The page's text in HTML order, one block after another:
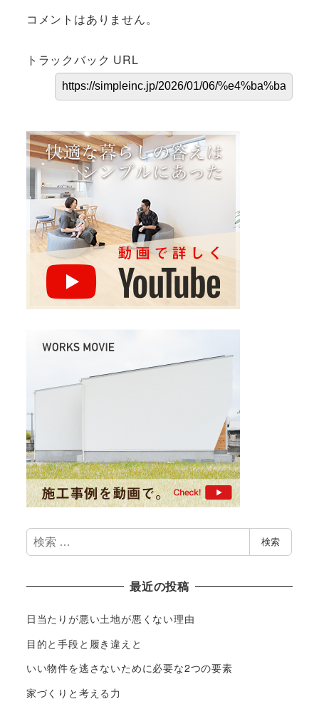
コメントはありません。
トラックバック URL
検
索
検索
最近の投稿
日当たりが悪い土地が悪くない理由
目的と手段と履き違えと
いい物件を逃さないために必要な2つの要素
家づくりと考える力